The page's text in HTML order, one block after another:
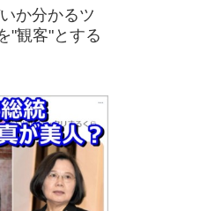
か分かるツ
"観客"とする